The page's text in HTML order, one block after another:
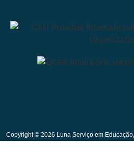
Copyright © 2026 Luna Serviço em